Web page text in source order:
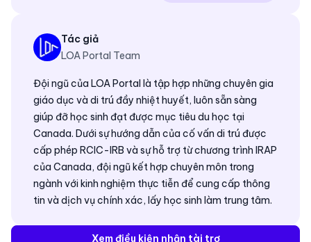
Tác giả
LOA Portal Team
Đội ngũ của LOA Portal là tập hợp những chuyên gia
giáo dục và di trú đầy nhiệt huyết, luôn sẵn sàng
giúp đỡ học sinh đạt được mục tiêu du học tại
Canada. Dưới sự hướng dẫn của cố vấn di trú được
cấp phép RCIC-IRB và sự hỗ trợ từ chương trình IRAP
của Canada, đội ngũ kết hợp chuyên môn trong
ngành với kinh nghiệm thực tiễn để cung cấp thông
tin và dịch vụ chính xác, lấy học sinh làm trung tâm.
Xem điều kiện nhận tài trợ